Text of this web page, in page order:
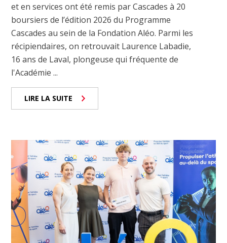
et en services ont été remis par Cascades à 20
boursiers de l’édition 2026 du Programme
Cascades au sein de la Fondation Aléo. Parmi les
récipiendaires, on retrouvait Laurence Labadie,
16 ans de Laval, plongeuse qui fréquente de
l'Académie ...
LIRE LA SUITE